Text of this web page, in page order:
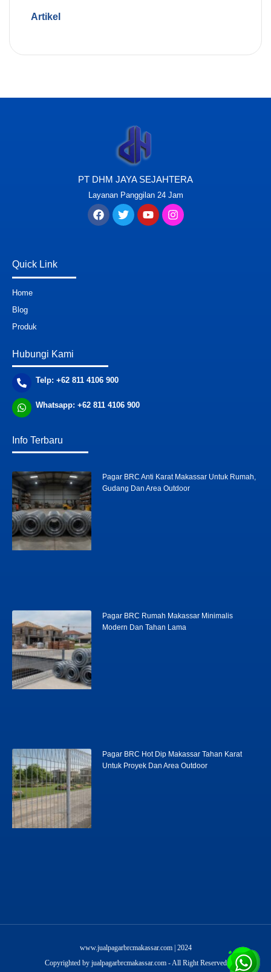
Artikel
PT DHM JAYA SEJAHTERA
Layanan Panggilan 24 Jam
Quick Link
Home
Blog
Produk
Hubungi Kami
Telp: +62 811 4106 900
Whatsapp: +62 811 4106 900
Info Terbaru
Pagar BRC Anti Karat Makassar Untuk Rumah,
Gudang Dan Area Outdoor
Pagar BRC Rumah Makassar Minimalis
Modern Dan Tahan Lama
Pagar BRC Hot Dip Makassar Tahan Karat
Untuk Proyek Dan Area Outdoor
www.jualpagarbrcmakassar.com | 2024
Copyrighted by jualpagarbrcmakassar.com - All Right Reserved